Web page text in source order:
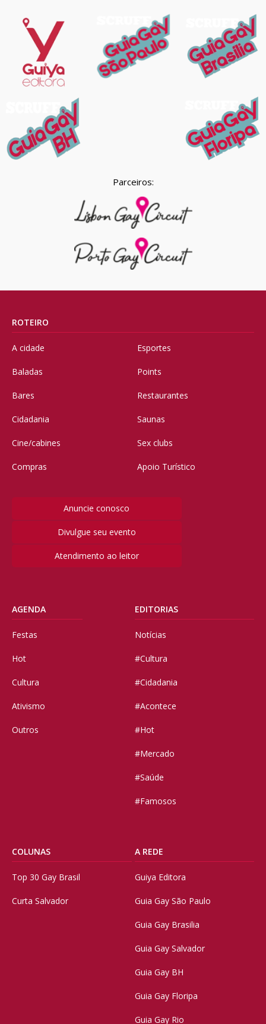
Parceiros:
ROTEIRO
A cidade
Baladas
Bares
Cidadania
Cine/cabines
Compras
Esportes
Points
Restaurantes
Saunas
Sex clubs
Apoio Turístico
Anuncie conosco
Divulgue seu evento
Atendimento ao leitor
AGENDA
Festas
Hot
Cultura
Ativismo
Outros
EDITORIAS
Notícias
#Cultura
#Cidadania
#Acontece
#Hot
#Mercado
#Saúde
#Famosos
COLUNAS
Top 30 Gay Brasil
Curta Salvador
A REDE
Guiya Editora
Guia Gay São Paulo
Guia Gay Brasilia
Guia Gay Salvador
Guia Gay BH
Guia Gay Floripa
Guia Gay Rio